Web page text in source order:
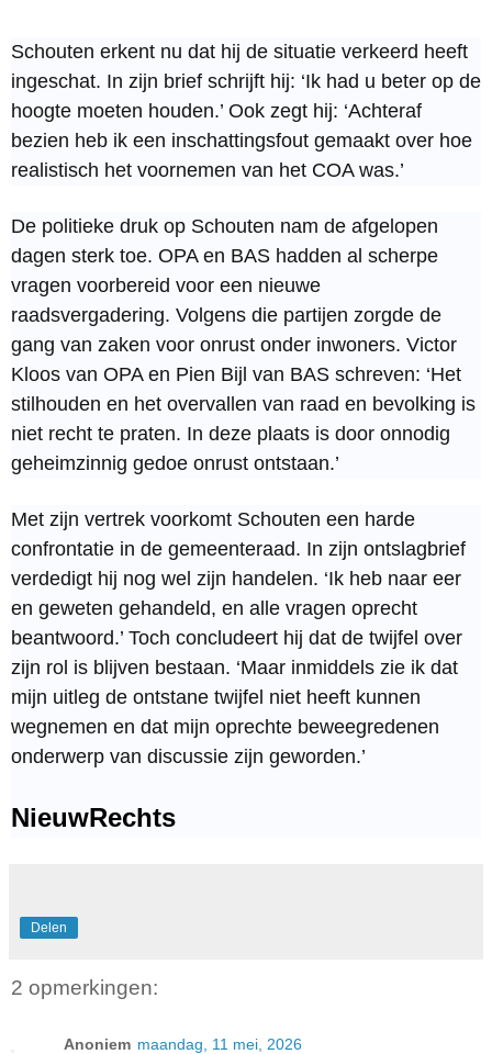
Schouten erkent nu dat hij de situatie verkeerd heeft
ingeschat. In zijn brief schrijft hij: ‘Ik had u beter op de
hoogte moeten houden.’ Ook zegt hij: ‘Achteraf
bezien heb ik een inschattingsfout gemaakt over hoe
realistisch het voornemen van het COA was.’
De politieke druk op Schouten nam de afgelopen
dagen sterk toe. OPA en BAS hadden al scherpe
vragen voorbereid voor een nieuwe
raadsvergadering. Volgens die partijen zorgde de
gang van zaken voor onrust onder inwoners. Victor
Kloos van OPA en Pien Bijl van BAS schreven: ‘Het
stilhouden en het overvallen van raad en bevolking is
niet recht te praten. In deze plaats is door onnodig
geheimzinnig gedoe onrust ontstaan.’
Met zijn vertrek voorkomt Schouten een harde
confrontatie in de gemeenteraad. In zijn ontslagbrief
verdedigt hij nog wel zijn handelen. ‘Ik heb naar eer
en geweten gehandeld, en alle vragen oprecht
beantwoord.’ Toch concludeert hij dat de twijfel over
zijn rol is blijven bestaan. ‘Maar inmiddels zie ik dat
mijn uitleg de ontstane twijfel niet heeft kunnen
wegnemen en dat mijn oprechte beweegredenen
onderwerp van discussie zijn geworden.’
NieuwRechts
Delen
2 opmerkingen:
Anoniem maandag, 11 mei, 2026